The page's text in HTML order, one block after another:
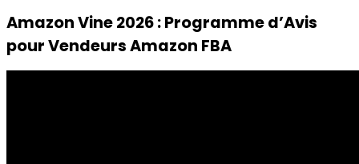
Amazon Vine 2026 : Programme d’Avis
pour Vendeurs Amazon FBA